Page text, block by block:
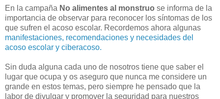
En la campaña No alimentes al monstruo se informa de la
importancia de observar para reconocer los síntomas de los
que sufren el acoso escolar. Recordemos ahora algunas
manifestaciones, recomendaciones y necesidades del
acoso escolar y ciberacoso.
Sin duda alguna cada uno de nosotros tiene que saber el
lugar que ocupa y os aseguro que nunca me considere un
grande en estos temas, pero siempre he pensado que la
labor de divulgar y promover la seguridad para nuestros